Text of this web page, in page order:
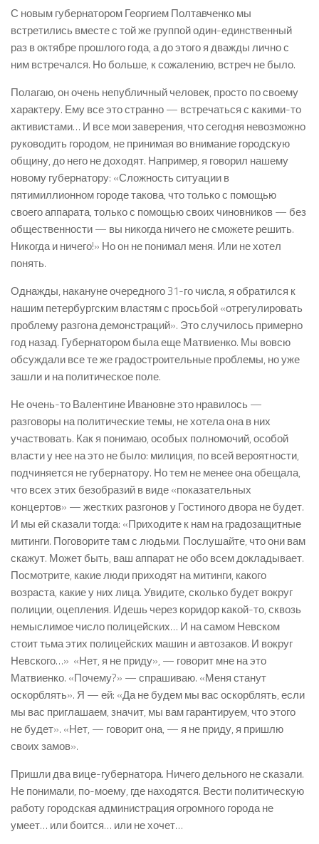
С новым губернатором Георгием Полтавченко мы
встретились вместе с той же группой один-единственный
раз в октябре прошлого года, а до этого я дважды лично с
ним встречался. Но больше, к сожалению, встреч не было.
Полагаю, он очень непубличный человек, просто по своему
характеру. Ему все это странно — встречаться с какими-то
активистами… И все мои заверения, что сегодня невозможно
руководить городом, не принимая во внимание городскую
общину, до него не доходят. Например, я говорил нашему
новому губернатору: «Сложность ситуации в
пятимиллионном городе такова, что только с помощью
своего аппарата, только с помощью своих чиновников — без
общественности — вы никогда ничего не сможете решить.
Никогда и ничего!» Но он не понимал меня. Или не хотел
понять.
Однажды, накануне очередного 31-го числа, я обратился к
нашим петербургским властям с просьбой «отрегулировать
проблему разгона демонстраций». Это случилось примерно
год назад. Губернатором была еще Матвиенко. Мы вовсю
обсуждали все те же градостроительные проблемы, но уже
зашли и на политическое поле.
Не очень-то Валентине Ивановне это нравилось —
разговоры на политические темы, не хотела она в них
участвовать. Как я понимаю, особых полномочий, особой
власти у нее на это не было: милиция, по всей вероятности,
подчиняется не губернатору. Но тем не менее она обещала,
что всех этих безобразий в виде «показательных
концертов» — жестких разгонов у Гостиного двора не будет.
И мы ей сказали тогда: «Приходите к нам на градозащитные
митинги. Поговорите там с людьми. Послушайте, что они вам
скажут. Может быть, ваш аппарат не обо всем докладывает.
Посмотрите, какие люди приходят на митинги, какого
возраста, какие у них лица. Увидите, сколько будет вокруг
полиции, оцепления. Идешь через коридор какой-то, сквозь
немыслимое число полицейских… И на самом Невском
стоит тьма этих полицейских машин и автозаков. И вокруг
Невского…» «Нет, я не приду», — говорит мне на это
Матвиенко. «Почему?» — спрашиваю. «Меня станут
оскорблять». Я — ей: «Да не будем мы вас оскорблять, если
мы вас приглашаем, значит, мы вам гарантируем, что этого
не будет». «Нет, — говорит она, — я не приду, я пришлю
своих замов».
Пришли два вице-губернатора. Ничего дельного не сказали.
Не понимали, по-моему, где находятся. Вести политическую
работу городская администрация огромного города не
умеет… или боится… или не хочет…